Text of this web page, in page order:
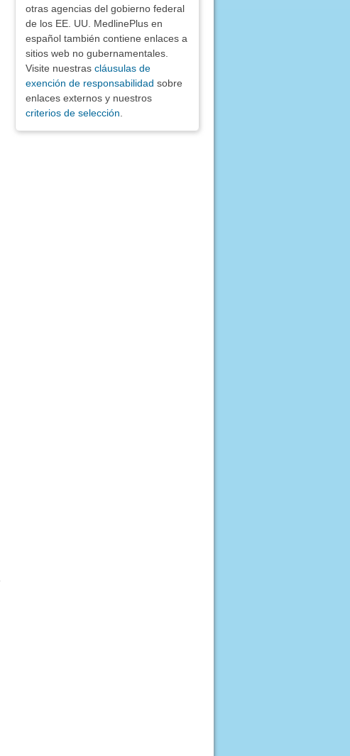
otras agencias del gobierno federal
de los EE. UU. MedlinePlus en
español también contiene enlaces a
sitios web no gubernamentales.
Visite nuestras cláusulas de
exención de responsabilidad sobre
enlaces externos y nuestros
criterios de selección